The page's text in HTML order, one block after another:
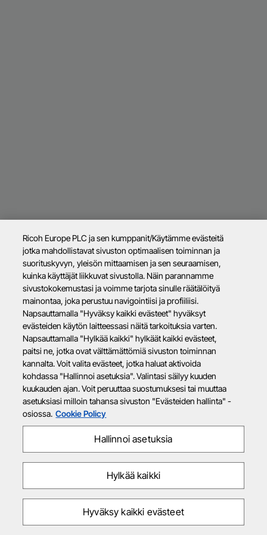
Ricoh Europe PLC ja sen kumppanit/Käytämme evästeitä
jotka mahdollistavat sivuston optimaalisen toiminnan ja
suorituskyvyn, yleisön mittaamisen ja sen seuraamisen,
kuinka käyttäjät liikkuvat sivustolla. Näin parannamme
sivustokokemustasi ja voimme tarjota sinulle räätälöityä
mainontaa, joka perustuu navigointiisi ja profiiliisi.
Napsauttamalla "Hyväksy kaikki evästeet" hyväksyt
evästeiden käytön laitteessasi näitä tarkoituksia varten.
Napsauttamalla "Hylkää kaikki" hylkäät kaikki evästeet,
paitsi ne, jotka ovat välttämättömiä sivuston toiminnan
kannalta. Voit valita evästeet, jotka haluat aktivoida
kohdassa "Hallinnoi asetuksia". Valintasi säilyy kuuden
kuukauden ajan. Voit peruuttaa suostumuksesi tai muuttaa
asetuksiasi milloin tahansa sivuston "Evästeiden hallinta" -
osiossa. Cookie Policy
Hallinnoi asetuksia
Hylkää kaikki
Hyväksy kaikki evästeet